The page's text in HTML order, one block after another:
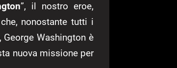
”, il nostro eroe,
nonostante tutti i
Washington è
nuova missione per